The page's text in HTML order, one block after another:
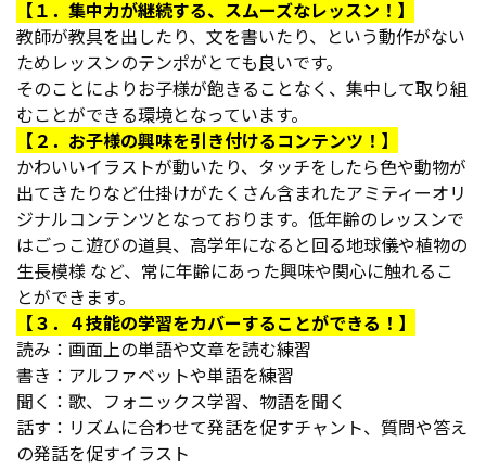
【１．集中力が継続する、スムーズなレッスン！】
教師が教具を出したり、文を書いたり、という動作がない
ためレッスンのテンポがとても良いです。
そのことによりお子様が飽きることなく、集中して取り組
むことができる環境となっています。
【２．お子様の興味を引き付けるコンテンツ！】
かわいいイラストが動いたり、タッチをしたら色や動物が
出てきたりなど仕掛けがたくさん含まれたアミティーオリ
ジナルコンテンツとなっております。低年齢のレッスンで
はごっこ遊びの道具、高学年になると回る地球儀や植物の
生長模様 など、常に年齢にあった興味や関心に触れるこ
とができます。
【３．４技能の学習をカバーすることができる！】
読み：画面上の単語や文章を読む練習
書き：アルファベットや単語を練習
聞く：歌、フォニックス学習、物語を聞く
話す：リズムに合わせて発話を促すチャント、質問や答え
の発話を促すイラスト